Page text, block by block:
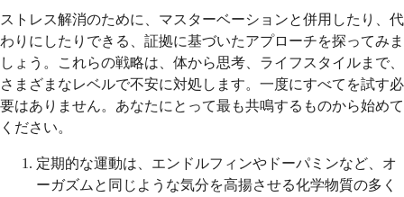
ストレス解消のために、マスターベーションと併用したり、代
わりにしたりできる、証拠に基づいたアプローチを探ってみま
しょう。これらの戦略は、体から思考、ライフスタイルまで、
さまざまなレベルで不安に対処します。一度にすべてを試す必
要はありません。あなたにとって最も共鳴するものから始めて
ください。
定期的な運動は、エンドルフィンやドーパミンなど、オ
ーガズムと同じような気分を高揚させる化学物質の多く